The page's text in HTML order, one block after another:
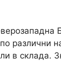
различни
в склада.